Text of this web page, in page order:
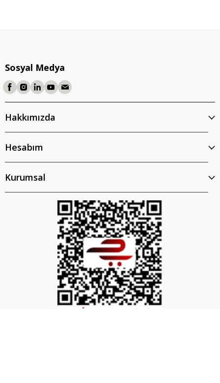
Sosyal Medya
Hakkımızda
Hesabım
Kurumsal